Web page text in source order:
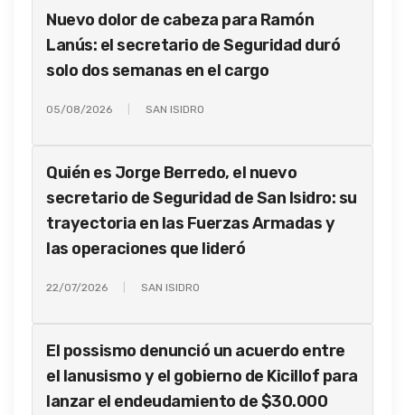
Nuevo dolor de cabeza para Ramón
Lanús: el secretario de Seguridad duró
solo dos semanas en el cargo
05/08/2026 SAN ISIDRO
Quién es Jorge Berredo, el nuevo
secretario de Seguridad de San Isidro: su
trayectoria en las Fuerzas Armadas y
las operaciones que lideró
22/07/2026 SAN ISIDRO
El possismo denunció un acuerdo entre
el lanusismo y el gobierno de Kicillof para
lanzar el endeudamiento de $30.000